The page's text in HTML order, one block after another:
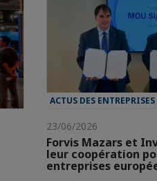
ACTUS DES ENTREPRISES
23/06/2026
Forvis Mazars et
leur coopération
entreprises